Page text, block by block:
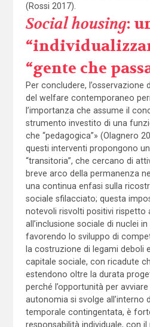
(Rossi 2017).
Social housing:
“gente che
Per concludere, l’osservazione
del welfare contemporaneo
l’importanza che assume il
strumento investito di una
che “pedagogica”» (Olagnero
questi interventi propongono
“transitoria”, che cercano di
breve arco della permanenza
una continua enfasi sulla
sociale sfilacciato; questa
notevoli risvolti positivi rispetto
all’inclusione sociale di nuclei
favorendo lo sviluppo di
la costruzione di legami deboli
capitale sociale, con ricadute
estendono oltre la durata
perché l’opportunità per
autonomia si svolge all’interno
temporale contingentata, è
responsabilità individuale, con